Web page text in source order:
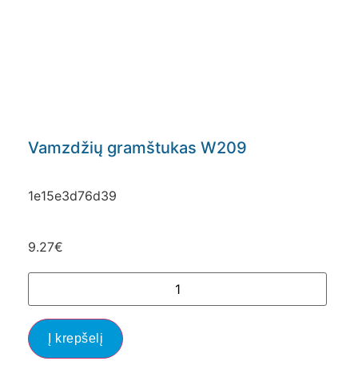
Vamzdžių gramštukas W209
1e15e3d76d39
9.27€
Į krepšelį